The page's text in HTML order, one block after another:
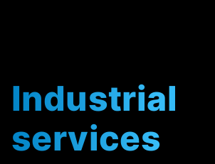
Industrial
services